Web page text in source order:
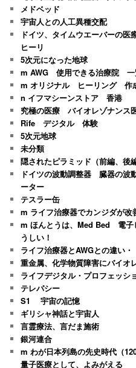
メドベッド
宇宙人との人工異種交配
ドイツ、タイムウエーバーの
ヒーリ
5次元になった地球
m AWG 使用できる治療院 一
m オリジナル ヒーリング 作
n イフマシーンストア 香港
究極の医療 バイオレゾナンス
Rife デジタル 体験
5次元地球
未分類
隠されたピラミッド（前編、後編
ドイツの波動調整器 臓器の波
ーター
テスラー缶
m ライフ治療器でカンジダが改
m ほんとうは、Med Bed 電
うしい！
ライフ治療器とAWGとの違い・
重金属、化学物質障害にバイオ
ライフデジタル・プロフェッシ
テレパシー
S1 宇宙の記憶
ギリシャ神話と宇宙人
言霊療法、言だま施術
銀河連合
m わが日本列島の先史時代（
量子医療として、よみがえる